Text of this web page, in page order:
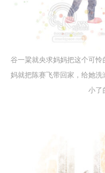
谷一粱就央求妈妈把这个可
妈就把陈赛飞带回家，给她
小了